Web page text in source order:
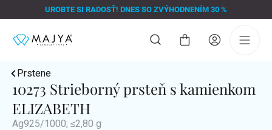
na
UROBTE SI RADOSŤ! DNES SO ZVÝHODNENÍM 30 %
Nákupný
Prstene
10273 Strieborný prsteň s kamienkom
ELIZABETH
Ag925/1000; ≤2,80 g